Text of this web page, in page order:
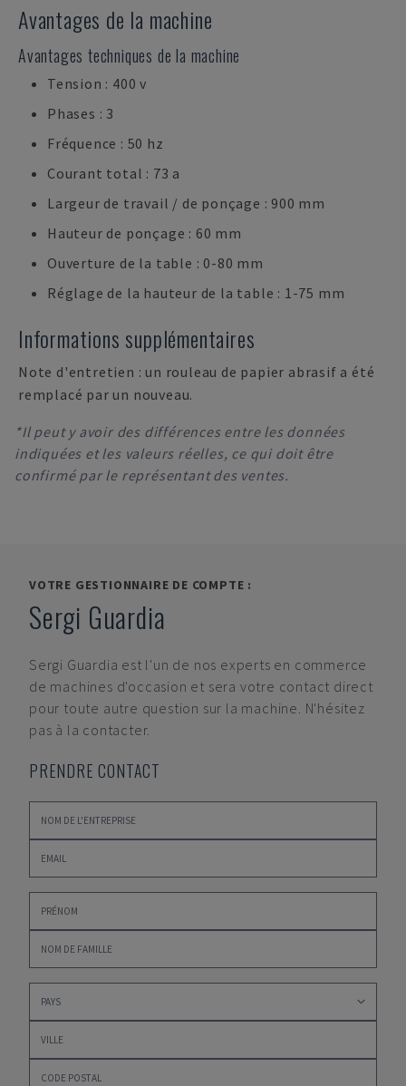
Avantages de la machine
Avantages techniques de la machine
Tension : 400 v
Phases : 3
Fréquence : 50 hz
Courant total : 73 a
Largeur de travail / de ponçage : 900 mm
Hauteur de ponçage : 60 mm
Ouverture de la table : 0-80 mm
Réglage de la hauteur de la table : 1-75 mm
Informations supplémentaires
Note d'entretien : un rouleau de papier abrasif a été
remplacé par un nouveau.
*Il peut y avoir des différences entre les données
indiquées et les valeurs réelles, ce qui doit être
confirmé par le représentant des ventes.
VOTRE GESTIONNAIRE DE COMPTE :
Sergi Guardia
Sergi Guardia est l'un de nos experts en commerce
de machines d'occasion et sera votre contact direct
pour toute autre question sur la machine. N'hésitez
pas à la contacter.
PRENDRE CONTACT